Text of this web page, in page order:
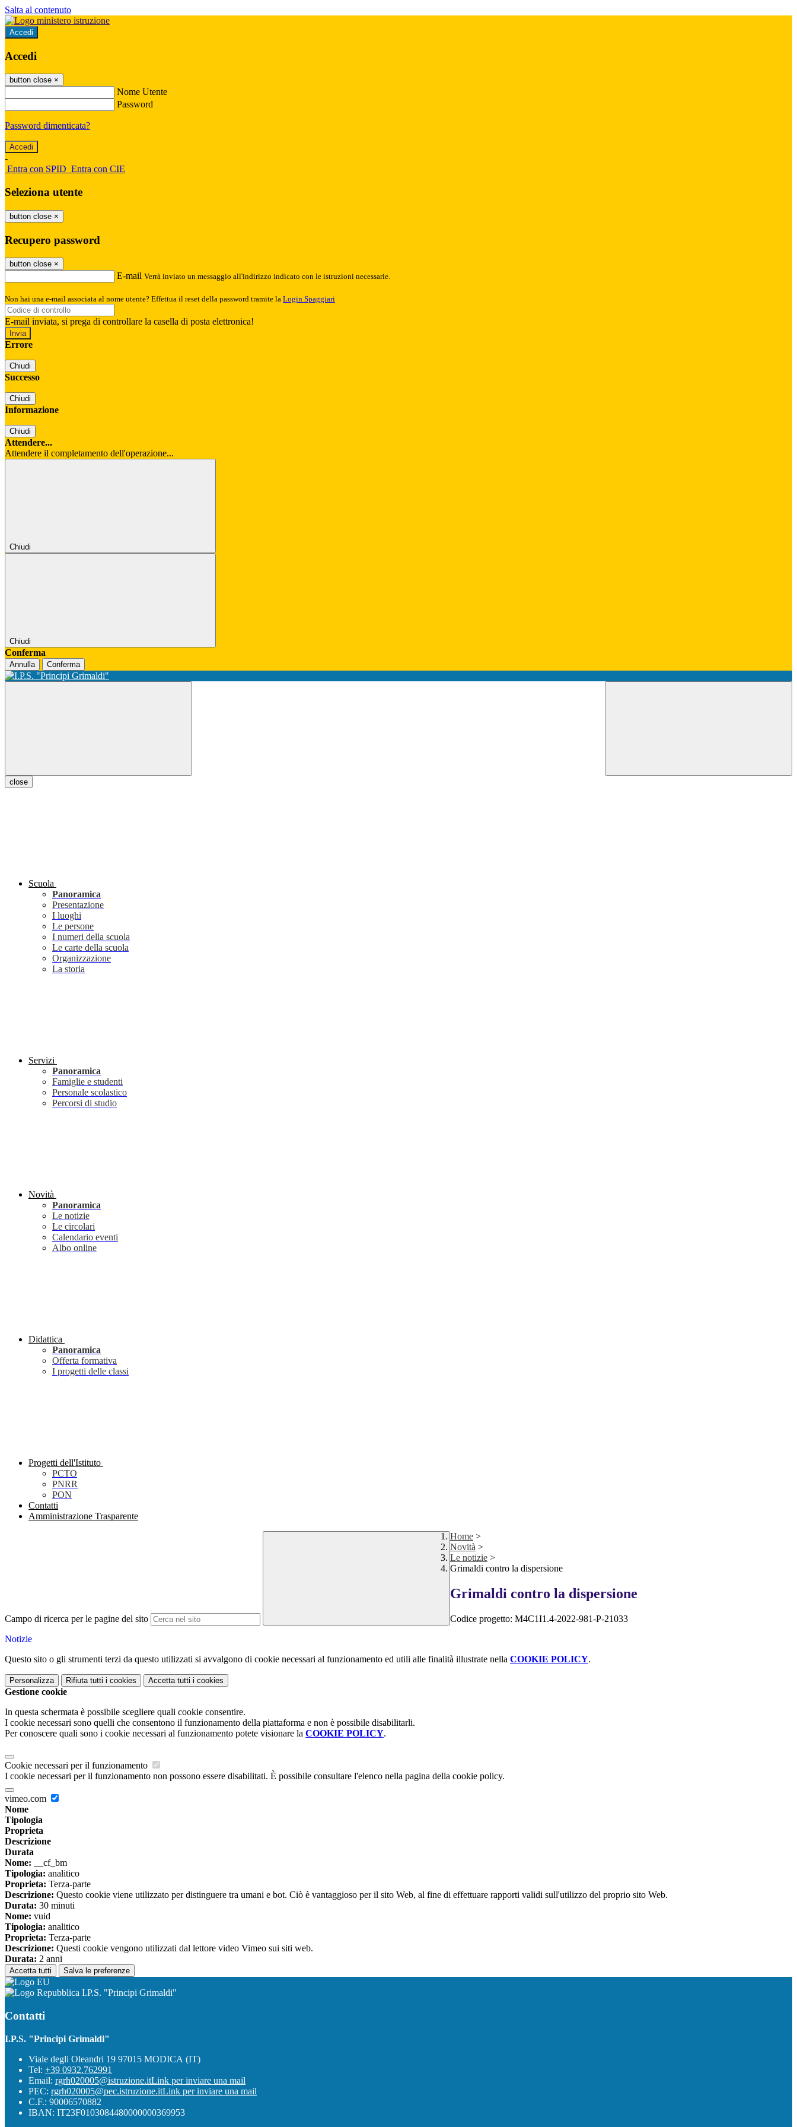
Salta al contenuto
Accedi
Accedi
button close ×
Nome Utente
Password
Password dimenticata?
-
Entra con SPID Entra con CIE
Seleziona utente
button close ×
Recupero password
button close ×
E-mail Verrà inviato un messaggio all'indirizzo indicato con le istruzioni necessarie.
Non hai una e-mail associata al nome utente? Effettua il reset della password tramite la Login Spaggiari
E-mail inviata, si prega di controllare la casella di posta elettronica!
Errore
Chiudi
Successo
Chiudi
Informazione
Chiudi
Attendere...
Attendere il completamento dell'operazione...
Chiudi
Chiudi
Conferma
Annulla Conferma
close
Scuola
Panoramica
Presentazione
I luoghi
Le persone
I numeri della scuola
Le carte della scuola
Organizzazione
La storia
Servizi
Panoramica
Famiglie e studenti
Personale scolastico
Percorsi di studio
Novità
Panoramica
Le notizie
Le circolari
Calendario eventi
Albo online
Didattica
Panoramica
Offerta formativa
I progetti delle classi
Progetti dell'Istituto
PCTO
PNRR
PON
Contatti
Amministrazione Trasparente
Campo di ricerca per le pagine del sito
Home >
Novità >
Le notizie >
Grimaldi contro la dispersione
Grimaldi contro la dispersione
Codice progetto: M4C1I1.4-2022-981-P-21033
Notizie
Questo sito o gli strumenti terzi da questo utilizzati si avvalgono di cookie necessari al funzionamento ed utili alle finalità illustrate nella COOKIE POLICY.
Personalizza Rifiuta tutti i cookies Accetta tutti i cookies
Gestione cookie
In questa schermata è possibile scegliere quali cookie consentire.
I cookie necessari sono quelli che consentono il funzionamento della piattaforma e non è possibile disabilitarli.
Per conoscere quali sono i cookie necessari al funzionamento potete visionare la COOKIE POLICY.
Cookie necessari per il funzionamento
I cookie necessari per il funzionamento non possono essere disabilitati. È possibile consultare l'elenco nella pagina della cookie policy.
vimeo.com
Nome
Tipologia
Proprieta
Descrizione
Durata
Nome: __cf_bm
Tipologia: analitico
Proprieta: Terza-parte
Descrizione: Questo cookie viene utilizzato per distinguere tra umani e bot. Ciò è vantaggioso per il sito Web, al fine di effettuare rapporti validi sull'utilizzo del proprio sito Web.
Durata: 30 minuti
Nome: vuid
Tipologia: analitico
Proprieta: Terza-parte
Descrizione: Questi cookie vengono utilizzati dal lettore video Vimeo sui siti web.
Durata: 2 anni
Accetta tutti Salva le preferenze
I.P.S. "Principi Grimaldi"
Contatti
I.P.S. "Principi Grimaldi"
Viale degli Oleandri 19 97015 MODICA (IT)
Tel: +39 0932.762991
Email: rgrh020005@istruzione.itLink per inviare una mail
PEC: rgrh020005@pec.istruzione.itLink per inviare una mail
C.F.: 90006570882
IBAN: IT23F0103084480000000369953